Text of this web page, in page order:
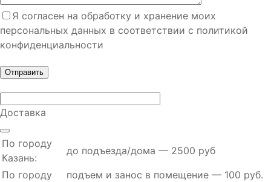
Я согласен на обработку и хранение моих
персональных данных в соответствии с политикой
конфиденциальности
Доставка
По городу
Казань:
до подъезда/дома — 2500 руб
По городу
подъем и занос в помещение — 100 руб.